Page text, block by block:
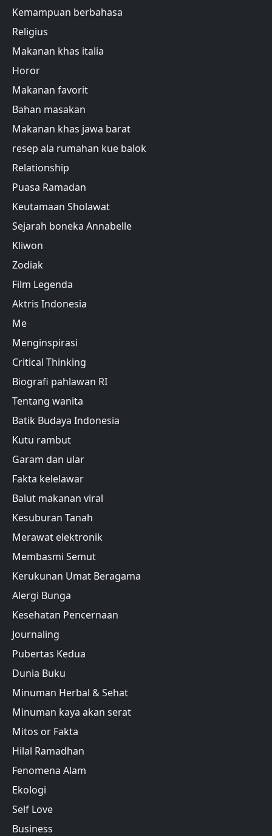
Kemampuan berbahasa
Religius
Makanan khas italia
Horor
Makanan favorit
Bahan masakan
Makanan khas jawa barat
resep ala rumahan kue balok
Relationship
Puasa Ramadan
Keutamaan Sholawat
Sejarah boneka Annabelle
Kliwon
Zodiak
Film Legenda
Aktris Indonesia
Me
Menginspirasi
Critical Thinking
Biografi pahlawan RI
Tentang wanita
Batik Budaya Indonesia
Kutu rambut
Garam dan ular
Fakta kelelawar
Balut makanan viral
Kesuburan Tanah
Merawat elektronik
Membasmi Semut
Kerukunan Umat Beragama
Alergi Bunga
Kesehatan Pencernaan
Journaling
Pubertas Kedua
Dunia Buku
Minuman Herbal & Sehat
Minuman kaya akan serat
Mitos or Fakta
Hilal Ramadhan
Fenomena Alam
Ekologi
Self Love
Business